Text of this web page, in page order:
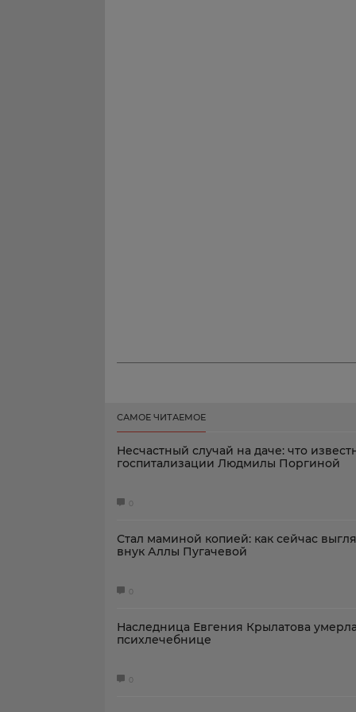
САМОЕ ЧИТАЕМОЕ
Несчастный случай на даче: что
госпитализации Людмилы Поргиной
0
Стал маминой копией: как сейчас
внук Аллы Пугачевой
0
Наследница Евгения Крылатова
психлечебнице
0